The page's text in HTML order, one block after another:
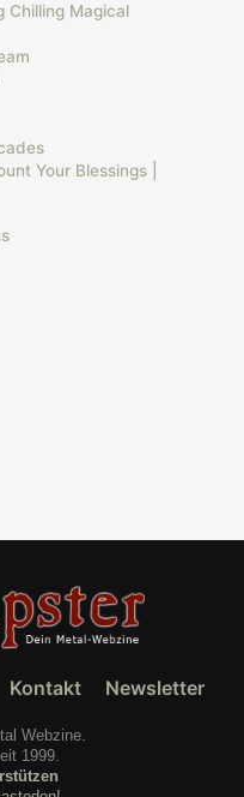
Chilling Magical
Your Blessings |
Kontakt Newsletter
Webzine.
1999.